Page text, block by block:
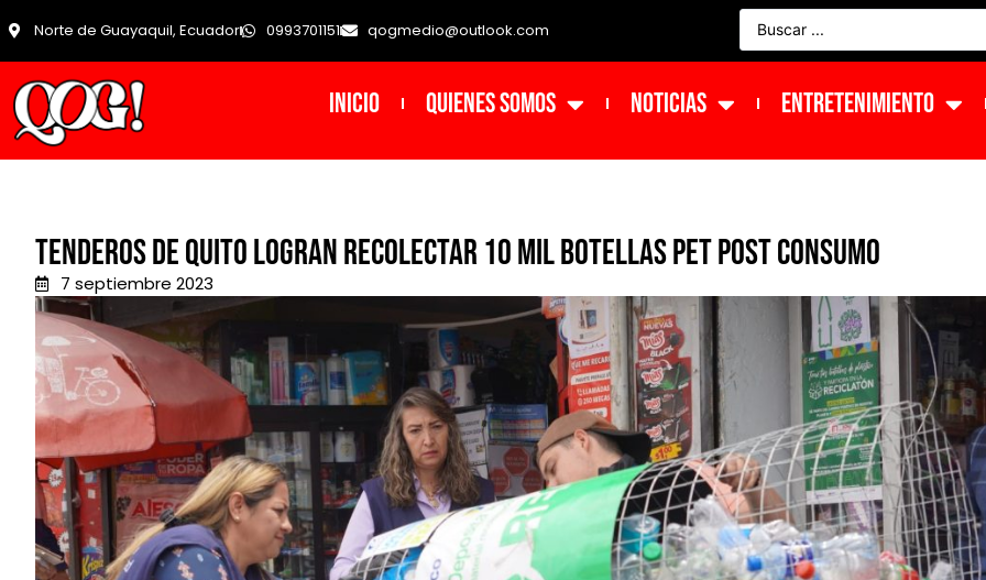
Norte de Guayaquil, Ecuador 0993701151 qogmedio@outlook.com
INICIO Quienes Somos NOTICIAS ENTRETENIMIENTO
Tenderos de Quito logran recolectar 10 mil botellas PET post consumo
7 septiembre 2023